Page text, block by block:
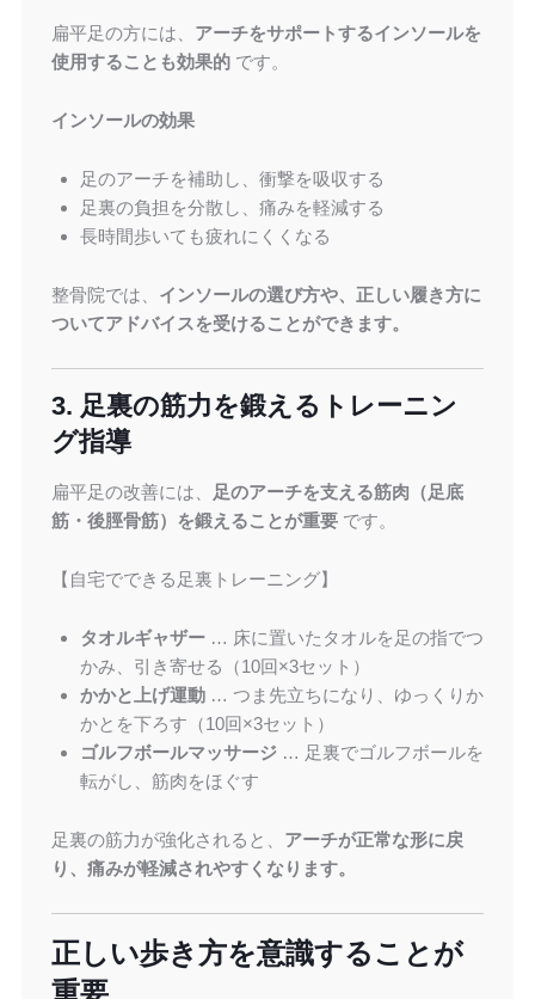
扁平足の方には、 アーチをサポートするインソールを
使用することも効果的です。
インソールの効果
足のアーチを補助し、衝撃を吸収する
足裏の負担を分散し、痛みを軽減する
長時間歩いても疲れにくくなる
整骨院では、 インソールの選び方や、正しい履き方に
ついてアドバイスを受けることができます。
3. 足裏の筋力を鍛えるトレーニン
グ指導
扁平足の改善には、
足のアーチを支える筋肉（足底
筋・後脛骨筋）を鍛えることが重要です。
【自宅でできる足裏トレーニング】
タオルギャザー… 床に置いたタオルを足の指でつ
かみ、引き寄せる（10回×3セット）
かかと上げ運動… つま先立ちになり、ゆっくりか
かとを下ろす（10回×3セット）
ゴルフボールマッサージ… 足裏でゴルフボールを
転がし、筋肉をほぐす
足裏の筋力が強化されると、 アーチが正常な形に戻
り、痛みが軽減されやすくなります。
正しい歩き方を意識することが